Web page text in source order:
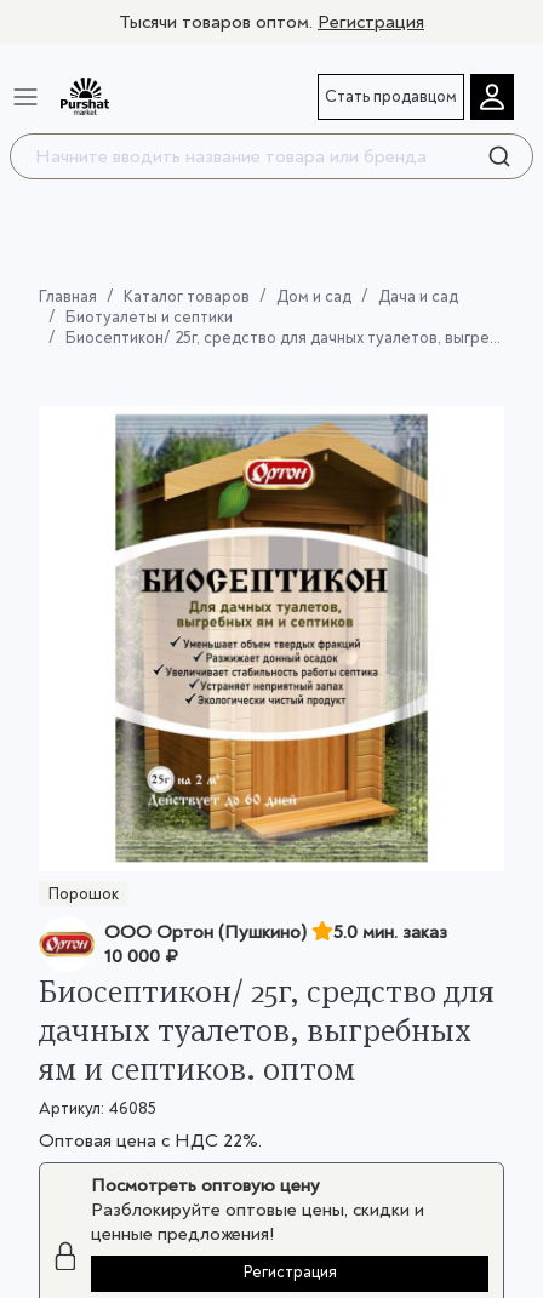
Тысячи товаров оптом. Регистрация
Стать продавцом
Главная Каталог товаров Дом и сад
Дача и сад
Биотуалеты и септики
Биосептикон/ 25г, средство для дачных туалетов, выгребных ям и септиков.
Порошок
ООО Ортон (Пушкино)
5.0 мин. заказ
10 000 ₽
Биосептикон/ 25г, средство для
дачных туалетов, выгребных
ям и септиков. оптом
Артикул: 46085
Оптовая цена с НДС 22%.
Посмотреть оптовую цену
Разблокируйте оптовые цены, скидки и
ценные предложения!
Регистрация